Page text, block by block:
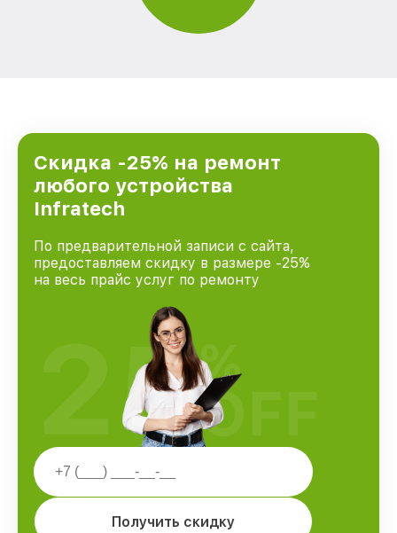
Скидка -25% на ремонт
любого устройства
Infratech
По предварительной записи с сайта,
предоставляем скидку в размере -25%
на весь прайс услуг по ремонту
Получить скидку
25%
OFF